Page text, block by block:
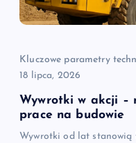
p
s
u
Kluczowe parametry
18 lipca, 2026
Wywrotki w akcji –
prace na budowie
Wywrotki od lat